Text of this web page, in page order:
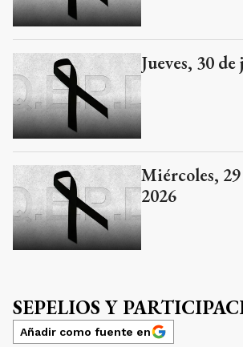
Jueves, 30
Miércoles,
2026
SEPELIOS Y
Añadir como fuente en